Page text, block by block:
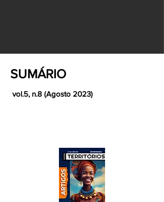
SUMÁRIO
vol.5, n.8 (Agosto 2023)